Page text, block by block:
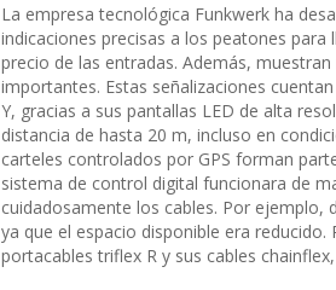
La empresa tecnológica Funkwerk ha
indicaciones precisas a los peatones
precio de las entradas. Además,
importantes. Estas señalizaciones
Y, gracias a sus pantallas LED de alta
distancia de hasta 20 m, incluso en
carteles controlados por GPS forman
sistema de control digital funcionara de
cuidadosamente los cables. Por ejemplo,
ya que el espacio disponible era
portacables triflex R y sus cables